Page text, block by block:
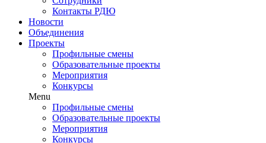
Контакты РДЮ
Новости
Объединения
Проекты
Профильные смены
Образовательные проекты
Мероприятия
Конкурсы
Menu
Профильные смены
Образовательные проекты
Мероприятия
Конкурсы